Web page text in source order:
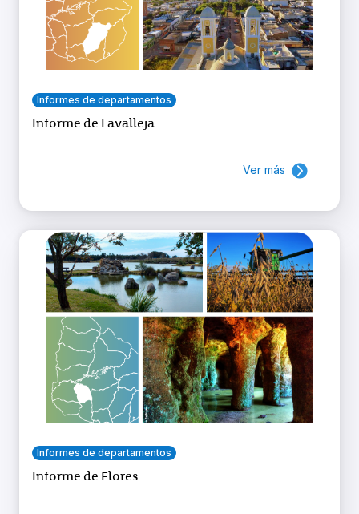
Informes de departamentos
Informe de Lavalleja
Ver más
Informes de departamentos
Informe de Flores